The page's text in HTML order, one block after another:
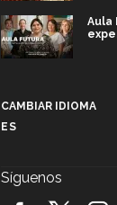
Aula
CAMBIAR IDIOMA
ES
Síguenos